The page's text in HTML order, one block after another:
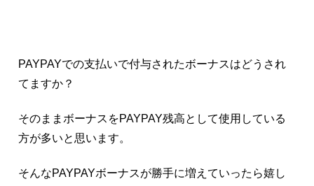
PAYPAYでの支払いで付与されたボーナスはどうされ
てますか？
そのままボーナスをPAYPAY残高として使用している
方が多いと思います。
そんなPAYPAYボーナスが勝手に増えていったら嬉し